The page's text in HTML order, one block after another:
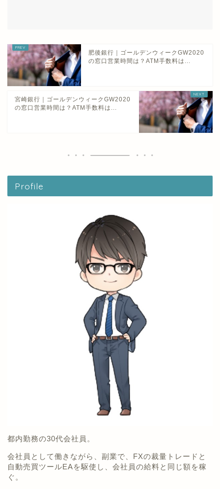
肥後銀行｜ゴールデンウィークGW2020
の窓口営業時間は？ATM手数料は...
宮崎銀行｜ゴールデンウィークGW2020
の窓口営業時間は？ATM手数料は...
Profile
都内勤務の30代会社員。
会社員として働きながら、副業で、FXの裁量トレードと
自動売買ツールEAを駆使し、会社員の給料と同じ額を稼
ぐ。